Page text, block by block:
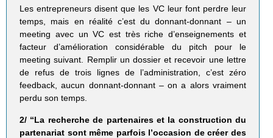
Les entrepreneurs disent que les VC leur font perdre leur
temps, mais en réalité c’est du donnant-donnant – un
meeting avec un VC est très riche d’enseignements et
facteur d’amélioration considérable du pitch pour le
meeting suivant. Remplir un dossier et recevoir une lettre
de refus de trois lignes de l’administration, c’est zéro
feedback, aucun donnant-donnant – on a alors vraiment
perdu son temps.
2/ “La recherche de partenaires et la construction du
partenariat sont même parfois l’occasion de créer des